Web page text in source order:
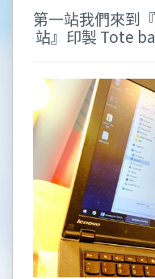
第一站我們來到
站』印製 Tote